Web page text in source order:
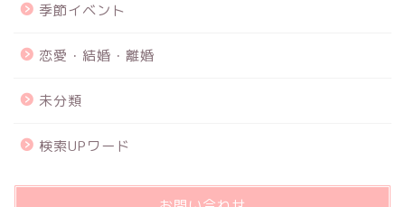
季節イベント
恋愛・結婚・離婚
未分類
検索UPワード